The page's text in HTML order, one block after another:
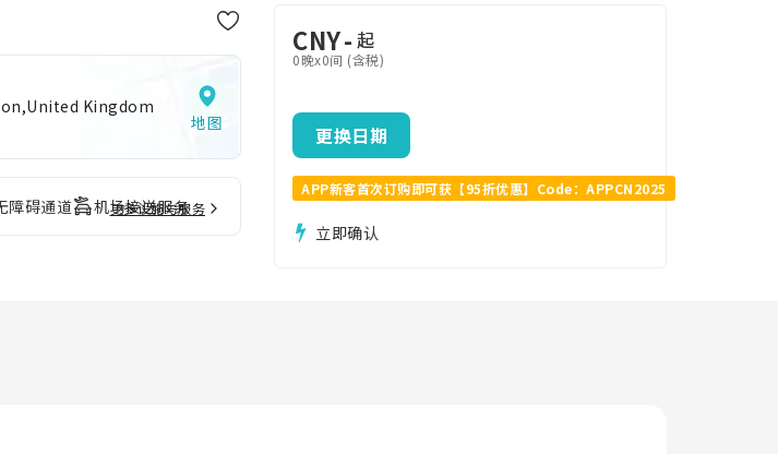
Kingdom
地图
障碍通道 机场接送服务
更多设施与服务
CNY- 起
0晚x0间 (含税)
更换日期
APP新客首次订购即可获【95折优惠】Code：APPCN2025
立即确认